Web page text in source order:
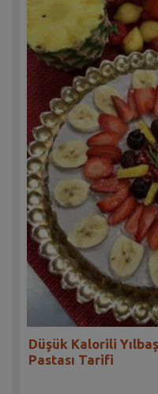
Düşük Kalorili
Pastası Tarifi